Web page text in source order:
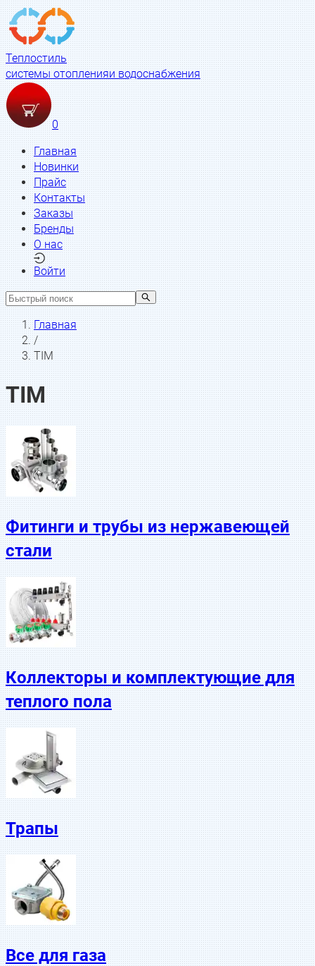
Теплостиль
системы отопленияи водоснабжения
0
Главная
Новинки
Прайс
Контакты
Заказы
Бренды
О нас
Войти
Главная
/
TIM
TIM
Фитинги и трубы из нержавеющей
стали
Коллекторы и комплектующие для
теплого пола
Трапы
Все для газа